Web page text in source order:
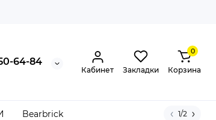
64-84
Кабинет Закладки
0
Корзина
Bearbrick 1/2